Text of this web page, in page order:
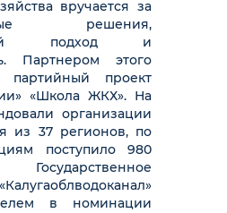
вручается за
решения,
подход и
Партнером этого
партийный проект
«Школа ЖКХ». На
организации
из 37 регионов, по
поступило 980
в номинации